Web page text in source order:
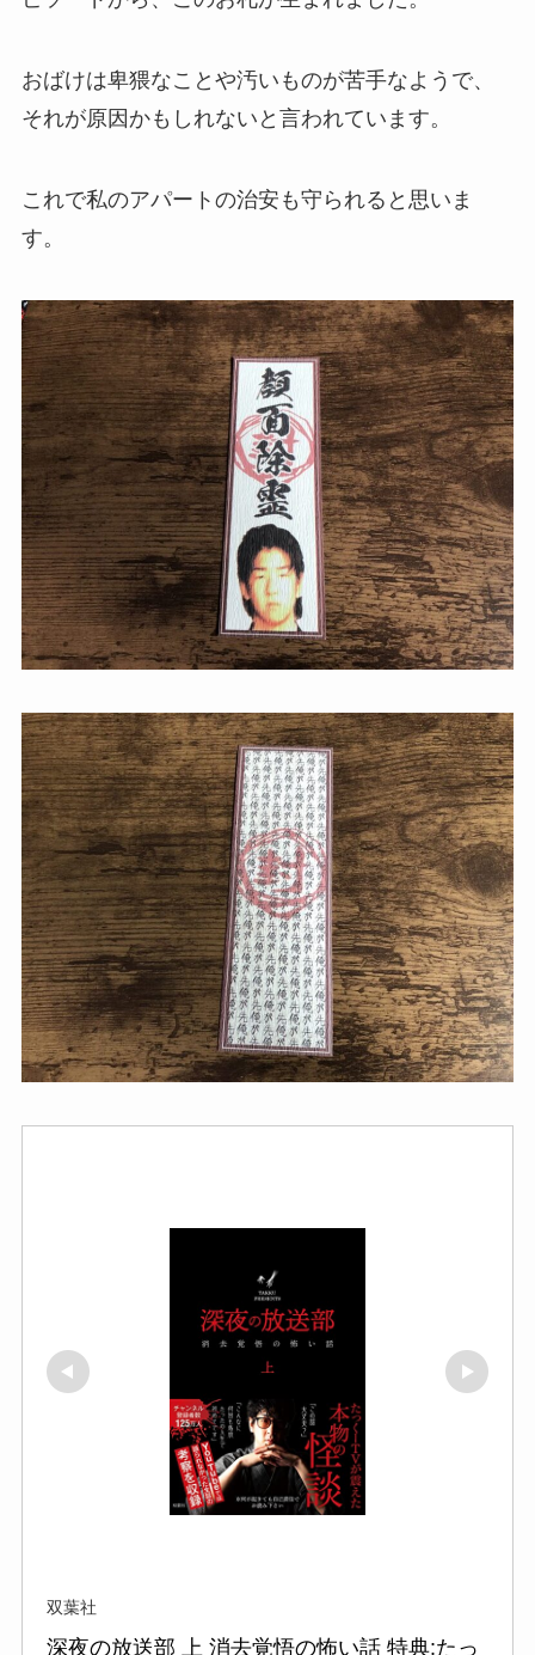
おばけは卑猥なことや汚いものが苦手なようで、
それが原因かもしれないと言われています。
これで私のアパートの治安も守られると思いま
す。
双葉社
深夜の放送部 上 消去覚悟の怖い話 特典:たっ